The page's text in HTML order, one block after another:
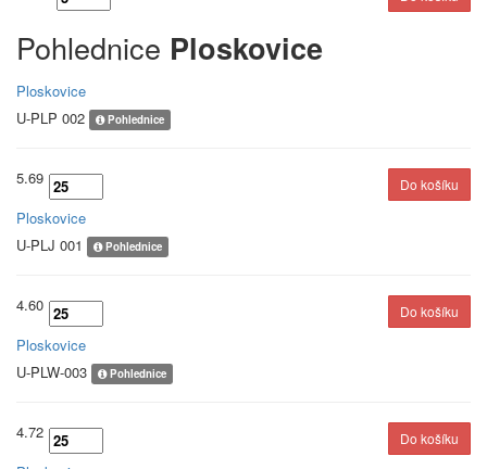
Pohlednice Ploskovice
Ploskovice
U-PLP 002
Pohlednice
5.69
Ploskovice
U-PLJ 001
Pohlednice
4.60
Ploskovice
U-PLW-003
Pohlednice
4.72